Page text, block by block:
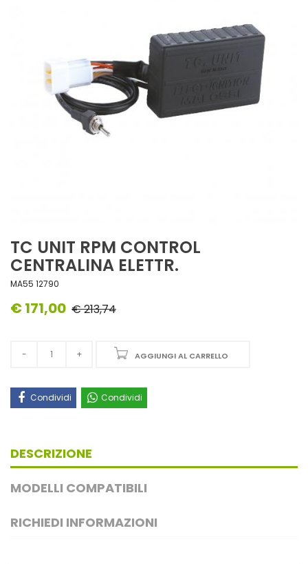
TC UNIT RPM CONTROL
CENTRALINA ELETTR.
MA55 12790
€ 171,00 € 213,74
AGGIUNGI AL CARRELLO
Condividi Condividi
DESCRIZIONE
MODELLI COMPATIBILI
RICHIEDI INFORMAZIONI